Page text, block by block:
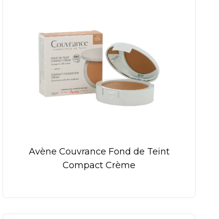
Avène Couvrance Fond de Teint
Compact Crème